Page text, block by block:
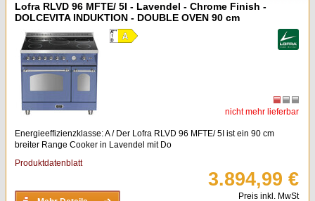
Lofra RLVD 96 MFTE/ 5I - Lavendel - Chrome Finish -
DOLCEVITA INDUKTION - DOUBLE OVEN 90 cm
nicht mehr lieferbar
Energieeffizienzklasse: A / Der Lofra RLVD 96 MFTE/ 5I ist ein 90 cm
breiter Range Cooker in Lavendel mit Do
Produktdatenblatt
3.894,99 €
Preis inkl. MwSt